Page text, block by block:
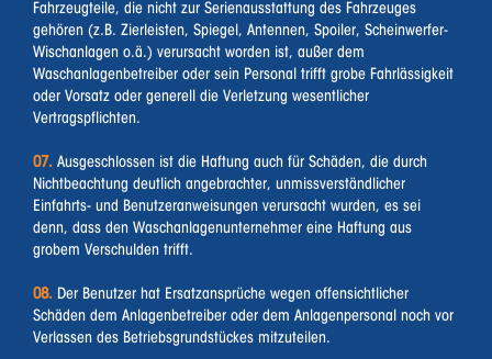
Fahrzeugteile, die nicht zur Serienausstattung des Fahrzeuges
gehören (z.B. Zierleisten, Spiegel, Antennen, Spoiler, Scheinwerfer-
Wischanlagen o.ä.) verursacht worden ist, außer dem
Waschanlagenbetreiber oder sein Personal trifft grobe Fahrlässigkeit
oder Vorsatz oder generell die Verletzung wesentlicher
Vertragspflichten.
07. Ausgeschlossen ist die Haftung auch für Schäden, die durch
Nichtbeachtung deutlich angebrachter, unmissverständlicher
Einfahrts- und Benutzeranweisungen verursacht wurden, es sei
denn, dass den Waschanlagenunternehmer eine Haftung aus
grobem Verschulden trifft.
08. Der Benutzer hat Ersatzansprüche wegen offensichtlicher
Schäden dem Anlagenbetreiber oder dem Anlagenpersonal noch vor
Verlassen des Betriebsgrundstückes mitzuteilen.